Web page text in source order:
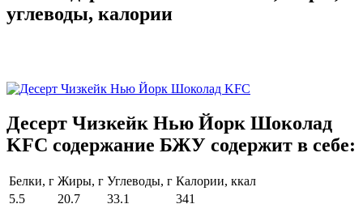
углеводы, калории
Десерт Чизкейк Нью Йорк Шоколад
KFC содержание БЖУ содержит в себе:
Белки, г Жиры, г Углеводы, г Калории, ккал
5.5
20.7 33.1 341